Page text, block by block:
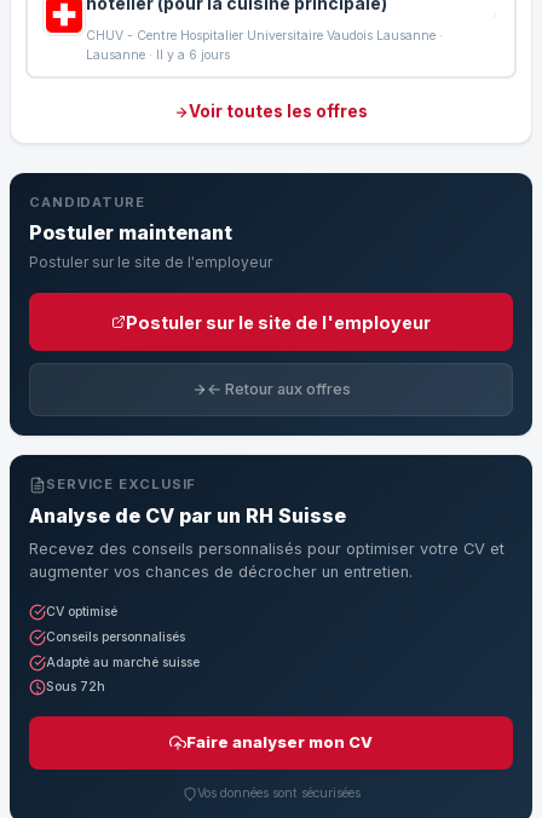
CHUV - Centre Hospitalier Universitaire Vaudois Lausanne ·
Lausanne · Il y a 6 jours
Voir toutes les offres
CANDIDATURE
Postuler maintenant
Postuler sur le site de l'employeur
Postuler sur le site de l'employeur
← Retour aux offres
SERVICE EXCLUSIF
Analyse de CV par un RH Suisse
Recevez des conseils personnalisés pour optimiser votre CV et
augmenter vos chances de décrocher un entretien.
CV optimisé
Conseils personnalisés
Adapté au marché suisse
Sous 72h
Faire analyser mon CV
Vos données sont sécurisées